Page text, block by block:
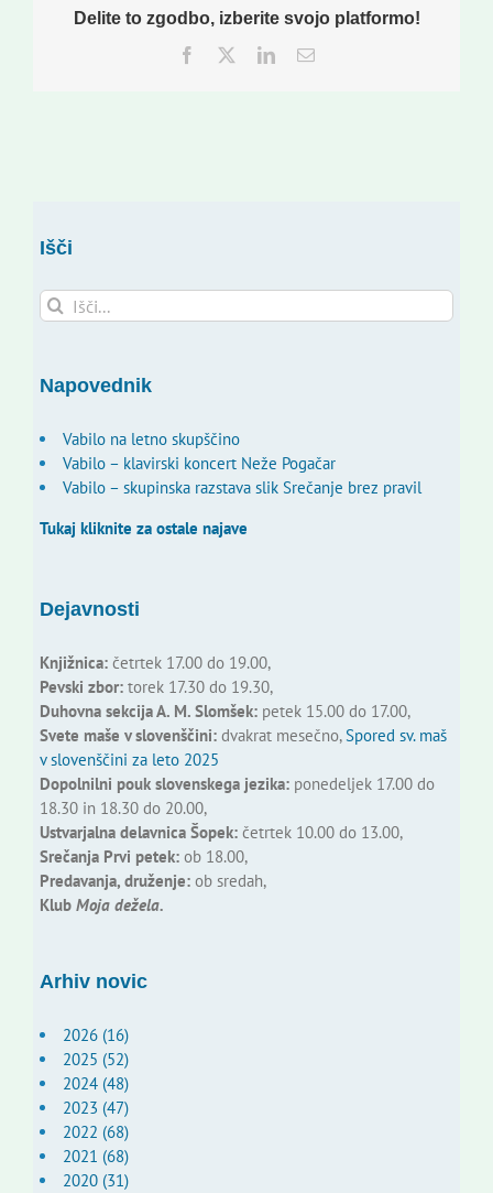
Delite to zgodbo, izberite svojo platformo!
Facebook
TwitterLinkedInEmail
Išči
Search
for:
Napovednik
Vabilo na letno skupščino
Vabilo – klavirski koncert Neže Pogačar
Vabilo – skupinska razstava slik Srečanje brez pravil
Tukaj kliknite za ostale najave
Dejavnosti
Knjižnica:četrtek 17.00 do 19.00,
Pevski zbor:torek 17.30 do 19.30,
Duhovna sekcija A. M. Slomšek:petek 15.00 do 17.00,
Svete maše v slovenščini:dvakrat mesečno,Spored sv. maš
v slovenščini za leto 2025
Dopolnilni pouk slovenskega jezika:ponedeljek 17.00 do
18.30 in 18.30 do 20.00,
Ustvarjalna delavnica Šopek:četrtek 10.00 do 13.00,
Srečanja Prvi petek:ob 18.00,
Predavanja, druženje:ob sredah,
Klub Moja dežela.
Arhiv novic
2026 (16)
2025 (52)
2024 (48)
2023 (47)
2022 (68)
2021 (68)
2020 (31)